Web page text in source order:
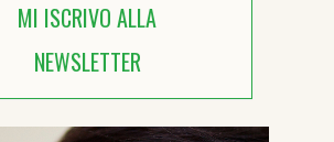
MI ISCRIVO ALLA
NEWSLETTER